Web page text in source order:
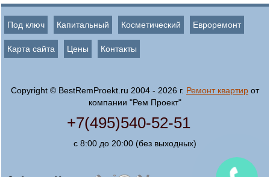
Под ключ Капитальный Косметический Евроремонт
Карта сайта Цены Контакты
Copyright © BestRemProekt.ru 2004 - 2026 г. Ремонт квартирот
компании "Рем Проект"
+7(495)540-52-51
с 8:00 до 20:00 (без выходных)